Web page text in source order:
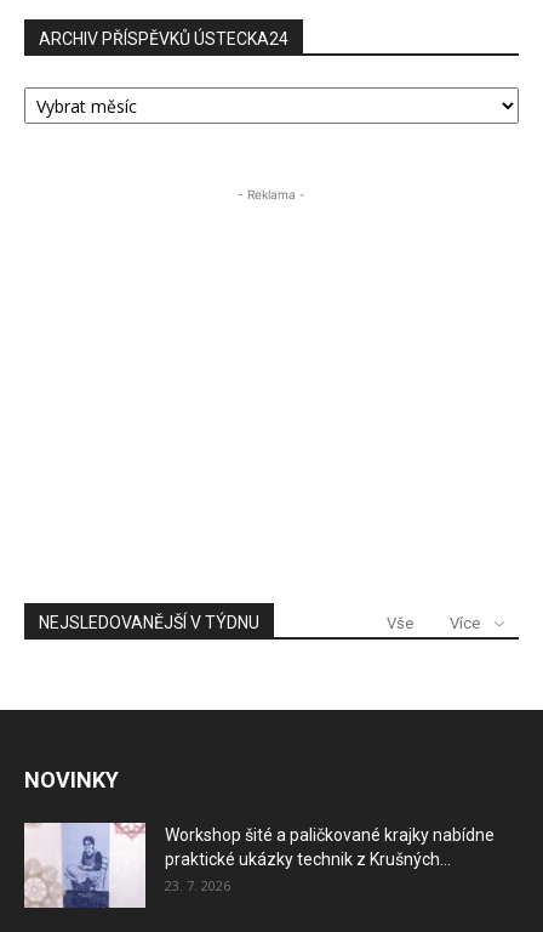
ARCHIV PŘÍSPĚVKŮ ÚSTECKA24
ARCHIV
PŘÍSPĚVKŮ
- Reklama -
NEJSLEDOVANĚJŠÍ V TÝDNU Vše Více
NOVINKY
Workshop šité a paličkované krajky nabídne
praktické ukázky technik z Krušných...
23. 7. 2026